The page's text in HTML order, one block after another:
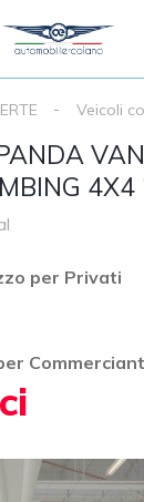
Veicoli
4X4
per Privati